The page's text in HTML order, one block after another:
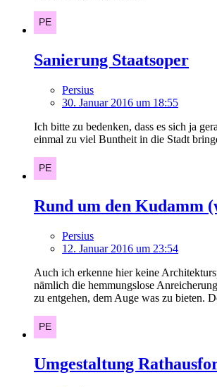
Sanierung Staatsoper
Persius
30. Januar 2016 um 18:55
Ich bitte zu bedenken, dass es sich ja
einmal zu viel Buntheit in die Stadt
Rund um den Kudamm
Persius
12. Januar 2016 um 23:54
Auch ich erkenne hier keine
nämlich die hemmungslose
zu entgehen, dem Auge was zu bieten.
Umgestaltung